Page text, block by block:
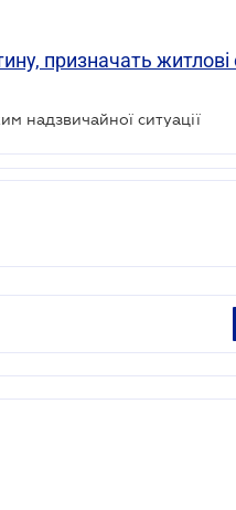
призначать житлові
надзвичайної ситуації